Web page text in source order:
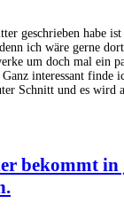
geschrieben habe
ich wäre gerne
um doch mal ein
interessant finde
Schnitt und es wird
bekommt in